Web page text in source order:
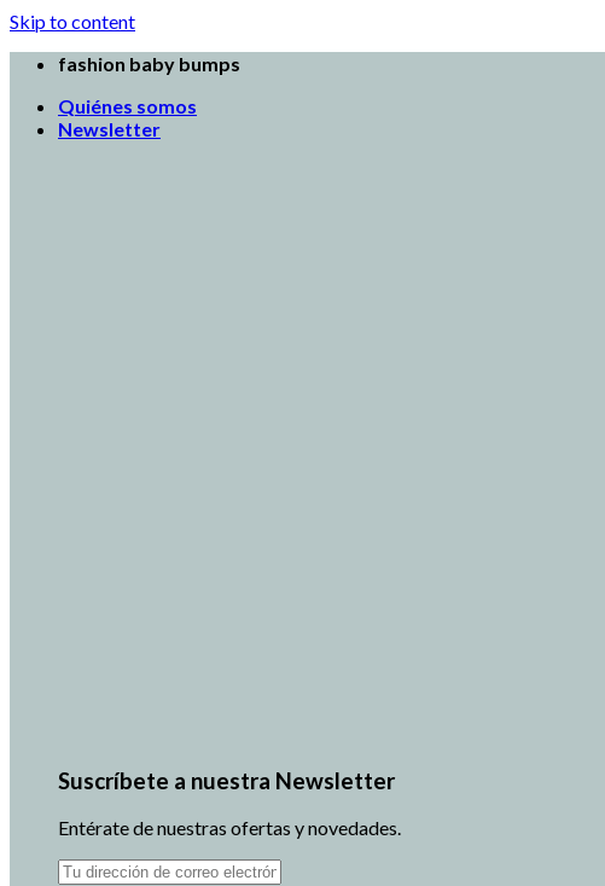
Skip to content
fashion baby bumps
Quiénes somos
Newsletter
Suscríbete a nuestra Newsletter
Entérate de nuestras ofertas y novedades.